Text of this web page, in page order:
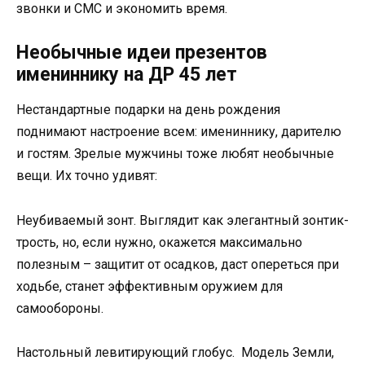
звонки и СМС и экономить время.
Необычные идеи презентов
имениннику на ДР 45 лет
Нестандартные подарки на день рождения
поднимают настроение всем: имениннику, дарителю
и гостям. Зрелые мужчины тоже любят необычные
вещи. Их точно удивят:
Неубиваемый зонт. Выглядит как элегантный зонтик-
трость, но, если нужно, окажется максимально
полезным – защитит от осадков, даст опереться при
ходьбе, станет эффективным оружием для
самообороны.
Настольный левитирующий глобус. Модель Земли,